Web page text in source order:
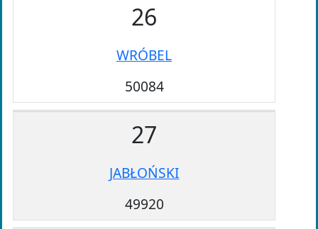
26
WRÓBEL
50084
27
JABŁOŃSKI
49920